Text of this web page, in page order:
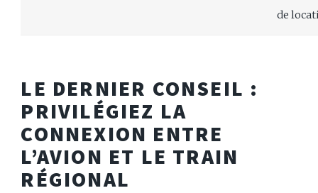
de
LE DERNIER CONSEIL :
PRIVILÉGIEZ LA
CONNEXION ENTRE
L’AVION ET LE TRAIN
RÉGIONAL